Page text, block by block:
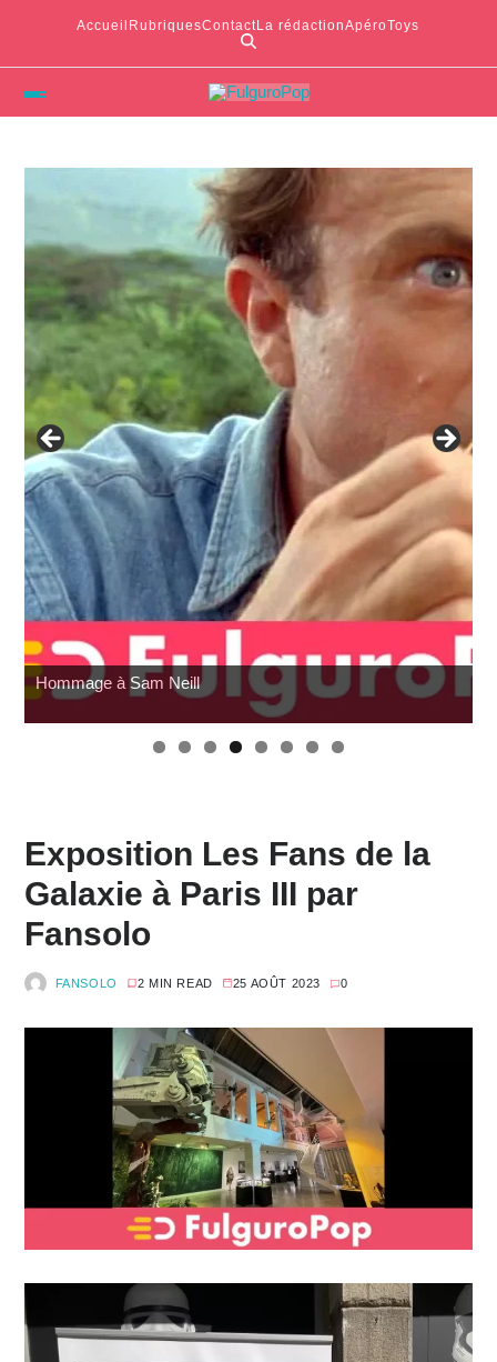
Accueil RubriquesContactLa rédactionApéroToys
Wonfest : les indépendants
Exposition Les Fans de la
Galaxie à Paris III par
Fansolo
FANSOLO 2 MIN READ 25 AOÛT 2023 0